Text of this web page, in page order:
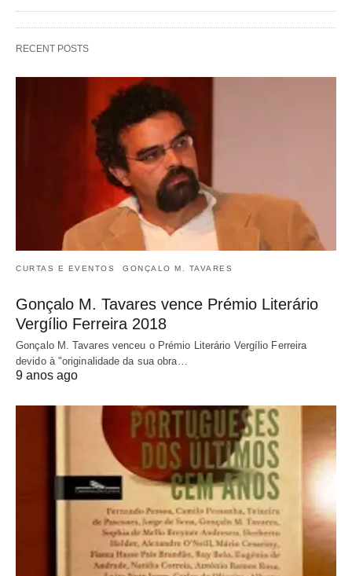
RECENT POSTS
CURTAS E EVENTOS GONÇALO M. TAVARES
Gonçalo M. Tavares vence Prémio Literário
Vergílio Ferreira 2018
Gonçalo M. Tavares venceu o Prémio Literário Vergílio Ferreira
devido à "originalidade da sua obra…
9 anos ago